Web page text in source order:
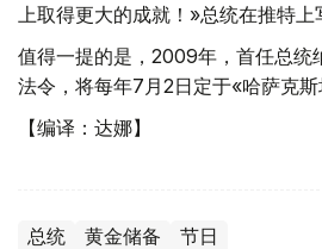
上取得更大的成就！»总统在推特上
值得一提的是，2009年，首任总统
法令，将每年7月2日定于«哈萨克斯
【编译：达娜】
总统 黄金储备 节日